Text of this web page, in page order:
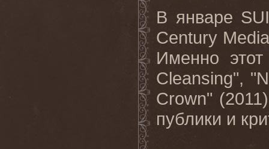
В январе
Century
Именно
этот
Cleansing",
Crown"
публики и